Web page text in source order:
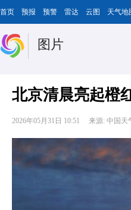
首页 预报 预警 雷达 云图 天气地
图片
北京清晨亮起橙
2026年05月31日 10:51 来源: 中国天